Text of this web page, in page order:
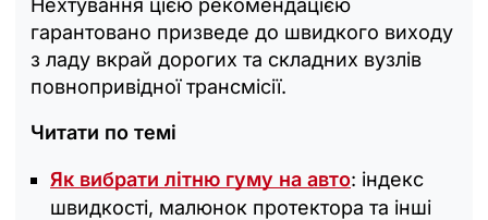
гарантовано призведе до швидкого виходу
з ладу вкрай дорогих та складних вузлів
повнопривідної трансмісії.
Читати по темі
Як вибрати літню гуму на авто: індекс
швидкості, малюнок протектора та інші